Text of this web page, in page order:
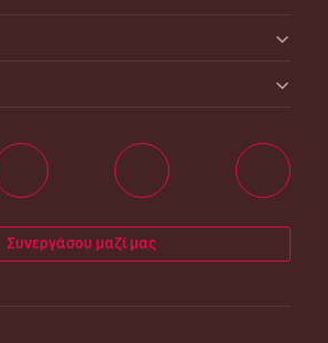
Συνεργάσου μαζί μας